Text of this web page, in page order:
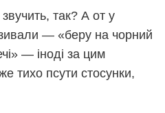
так? А от у
— «беру на чорний
— іноді за цим
тихо псути стосунки,